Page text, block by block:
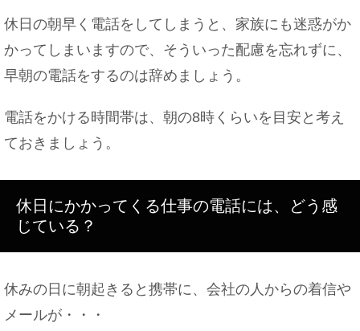
休日の朝早く電話をしてしまうと、家族にも迷惑がか
かってしまいますので、そういった配慮を忘れずに、
早朝の電話をするのは辞めましょう。
電話をかける時間帯は、朝の8時くらいを目安と考え
ておきましょう。
休日にかかってくる仕事の電話には、どう感
じている？
休みの日に朝起きると携帯に、会社の人からの着信や
メールが・・・